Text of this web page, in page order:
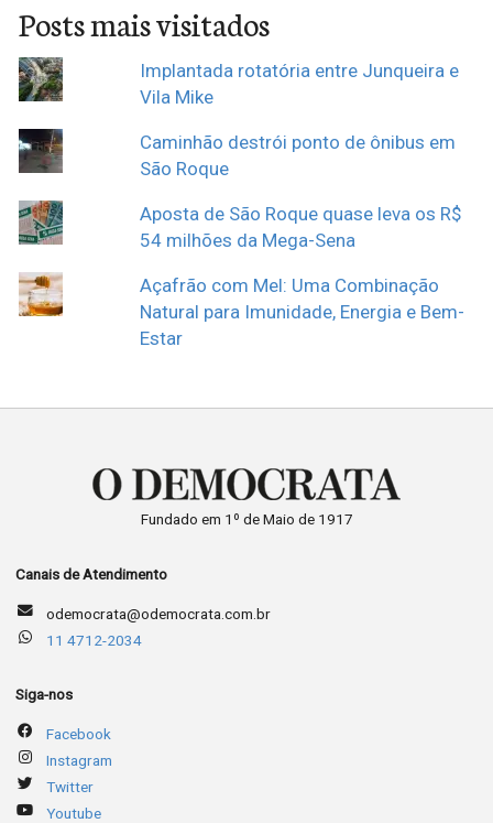
Posts mais visitados
Implantada rotatória entre Junqueira e
Vila Mike
Caminhão destrói ponto de ônibus em
São Roque
Aposta de São Roque quase leva os R$
54 milhões da Mega-Sena
Açafrão com Mel: Uma Combinação
Natural para Imunidade, Energia e Bem-
Estar
Fundado em 1º de Maio de 1917
Canais de Atendimento
odemocrata@odemocrata.com.br
11 4712-2034
Siga-nos
Facebook
Instagram
Twitter
Youtube